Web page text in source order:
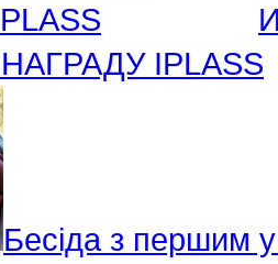
IPLASS
Бесіда з першим у